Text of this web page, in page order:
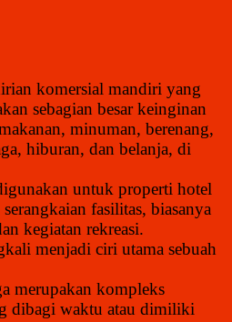
komersial mandiri yang
sebagian besar keinginan
minuman, berenang,
hiburan, dan belanja, di
untuk properti hotel
fasilitas, biasanya
kegiatan rekreasi.
menjadi ciri utama sebuah
merupakan kompleks
dibagi waktu atau dimiliki